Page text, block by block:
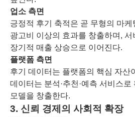
업소 측면
긍정적 후기 축적은 곧 무형의 마
광고비 이상의 효과를 창출하며,
장기적 매출 상승으로 이어진다.
플랫폼 측면
후기 데이터는 플랫폼의 핵심 자산
데이터는 분석·추천·예측 서비스
모델을 창출한다.
3. 신뢰 경제의 사회적 확장